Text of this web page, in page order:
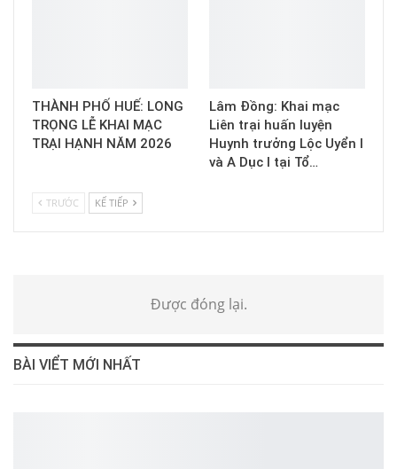
THÀNH PHỐ HUẾ: LONG
TRỌNG LỄ KHAI MẠC
TRẠI HẠNH NĂM 2026
Lâm Đồng: Khai mạc
Liên trại huấn luyện
Huynh trưởng Lộc Uyển I
và A Dục I tại Tổ…
TRƯỚC KẾ TIẾP
Được đóng lại.
BÀI VIỂT MỚI NHẤT